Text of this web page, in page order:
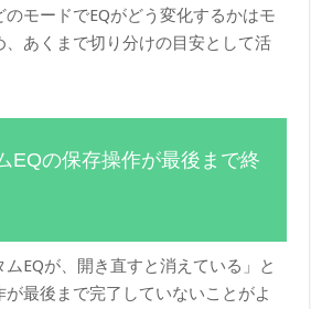
モードでEQがどう変化するかはモ
、あくまで切り分けの目安として活
EQの保存操作が最後まで終
ムEQが、開き直すと消えている」と
最後まで完了していないことがよ